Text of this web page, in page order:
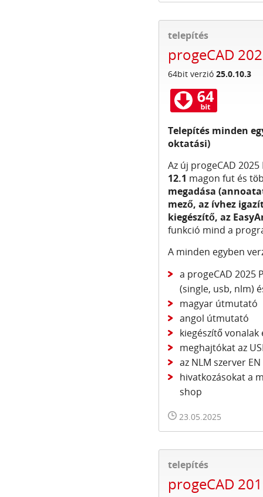
telepítés
progeCAD
64bit verzió 25.0.10.3
Telepítés minden
oktatási)
Az új progeCAD
12.1 magon fut és
megadása
mező, az ívhez
kiegészítő, az
funkció mind a
A minden egyben
a progeCAD 2025
(single, usb, nlm)
magyar útmutató
angol útmutató
kiegészítő vonalak
meghajtókat az
az NLM szerver
hivatkozásokat a
shop
23.05.2025
telepítés
progeCAD